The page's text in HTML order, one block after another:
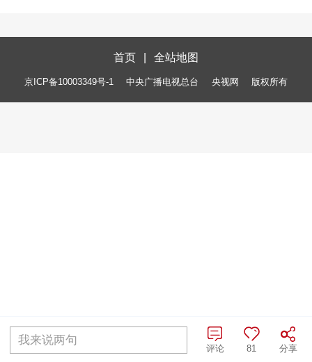
首页 全站地图
京ICP备10003349号-1 中央广播电视总台 央视网 版权所有
我来说两句
分享
81
评论